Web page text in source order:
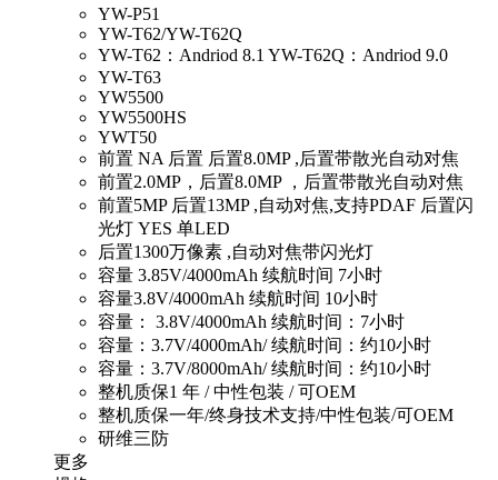
YW-P51
YW-T62/YW-T62Q
YW-T62：Andriod 8.1 YW-T62Q：Andriod 9.0
YW-T63
YW5500
YW5500HS
YWT50
前置 NA 后置 后置8.0MP ,后置带散光自动对焦
前置2.0MP，后置8.0MP ，后置带散光自动对焦
前置5MP 后置13MP ,自动对焦,支持PDAF 后置闪
光灯 YES 单LED
后置1300万像素 ,自动对焦带闪光灯
容量 3.85V/4000mAh 续航时间 7小时
容量3.8V/4000mAh 续航时间 10小时
容量： 3.8V/4000mAh 续航时间：7小时
容量：3.7V/4000mAh/ 续航时间：约10小时
容量：3.7V/8000mAh/ 续航时间：约10小时
整机质保1 年 / 中性包装 / 可OEM
整机质保一年/终身技术支持/中性包装/可OEM
研维三防
更多